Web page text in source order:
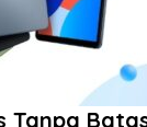
Tanpa